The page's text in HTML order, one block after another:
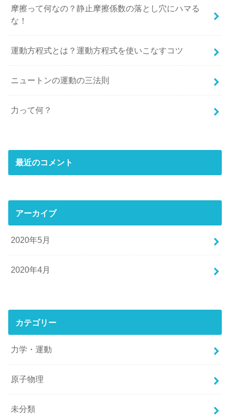
摩擦って何なの？静止摩擦係数の落とし穴にハマる
な！
運動方程式とは？運動方程式を使いこなすコツ
ニュートンの運動の三法則
力って何？
最近のコメント
アーカイブ
2020年5月
2020年4月
カテゴリー
力学・運動
原子物理
未分類